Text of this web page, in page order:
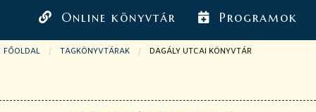
Online könyvtár Programok
FŐOLDAL TAGKÖNYVTÁRAK JELENLEGI OLDAL:
DAGÁLY UTCAI KÖNYVTÁR